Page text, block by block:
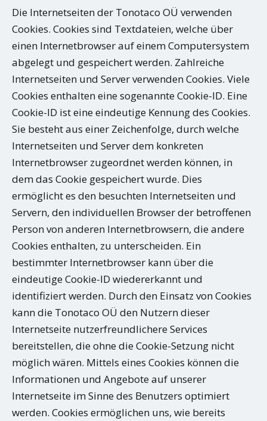
Die Internetseiten der Tonotaco OÜ verwenden
Cookies. Cookies sind Textdateien, welche über
einen Internetbrowser auf einem Computersystem
abgelegt und gespeichert werden. Zahlreiche
Internetseiten und Server verwenden Cookies. Viele
Cookies enthalten eine sogenannte Cookie-ID. Eine
Cookie-ID ist eine eindeutige Kennung des Cookies.
Sie besteht aus einer Zeichenfolge, durch welche
Internetseiten und Server dem konkreten
Internetbrowser zugeordnet werden können, in
dem das Cookie gespeichert wurde. Dies
ermöglicht es den besuchten Internetseiten und
Servern, den individuellen Browser der betroffenen
Person von anderen Internetbrowsern, die andere
Cookies enthalten, zu unterscheiden. Ein
bestimmter Internetbrowser kann über die
eindeutige Cookie-ID wiedererkannt und
identifiziert werden. Durch den Einsatz von Cookies
kann die Tonotaco OÜ den Nutzern dieser
Internetseite nutzerfreundlichere Services
bereitstellen, die ohne die Cookie-Setzung nicht
möglich wären. Mittels eines Cookies können die
Informationen und Angebote auf unserer
Internetseite im Sinne des Benutzers optimiert
werden. Cookies ermöglichen uns, wie bereits